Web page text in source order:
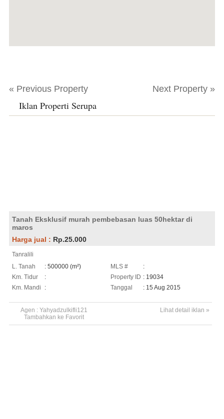
« Previous Property Next Property »
Iklan Properti Serupa
Tanah Eksklusif murah pembebasan luas 50hektar di
maros
Harga jual : Rp.25.000
Tanralili
L. Tanah
: 500000 (m²)
Km. Tidur
:
Km. Mandi
:
MLS #
:
Property ID : 19034
Tanggal
: 15 Aug 2015
Agen : Yahyadzulkifli121
Lihat detail iklan »
Tambahkan ke Favorit